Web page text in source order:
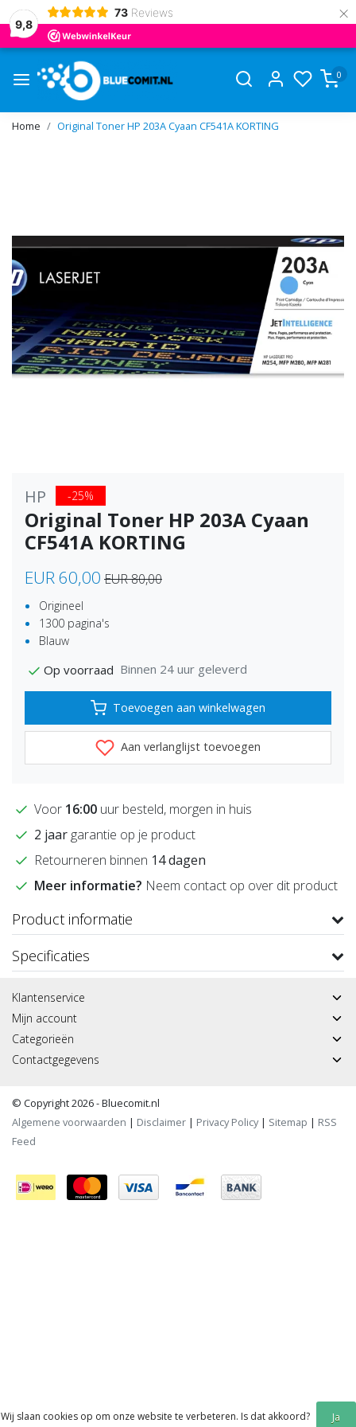
9,8
73 Reviews ×
0
Home Original Toner HP 203A Cyaan CF541A KORTING
HP -25%
Original Toner HP 203A Cyaan
CF541A KORTING
EUR 60,00 EUR 80,00
Origineel
1300 pagina's
Blauw
Op voorraad Binnen 24 uur geleverd
Toevoegen aan winkelwagen
Aan verlanglijst toevoegen
Voor 16:00 uur besteld, morgen in huis
2 jaar garantie op je product
Retourneren binnen 14 dagen
Meer informatie? Neem contact op over dit product
Product informatie
Specificaties
Klantenservice
Mijn account
Categorieën
Contactgegevens
© Copyright 2026 - Bluecomit.nl
Algemene voorwaarden | Disclaimer | Privacy Policy| Sitemap | RSS
Feed
Wij slaan cookies op om onze website te verbeteren. Is dat akkoord? Ja